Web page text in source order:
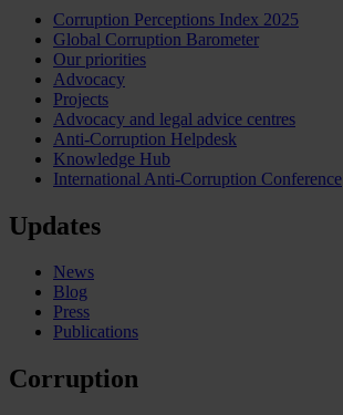
Corruption Perceptions Index 2025
Global Corruption Barometer
Our priorities
Advocacy
Projects
Advocacy and legal advice centres
Anti-Corruption Helpdesk
Knowledge Hub
International Anti-Corruption Conference
Updates
News
Blog
Press
Publications
Corruption